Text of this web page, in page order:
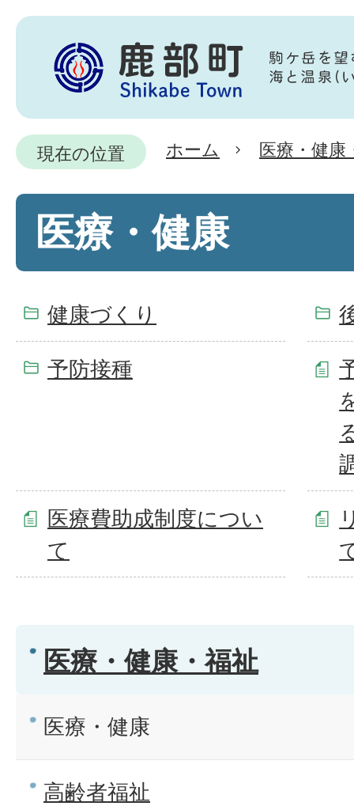
現在の位置 ホーム 医療・健康
医療・健康
健康づくり
予防接種
医療費助成制度につい
て
医療・健康・福祉
医療・健康
高齢者福祉